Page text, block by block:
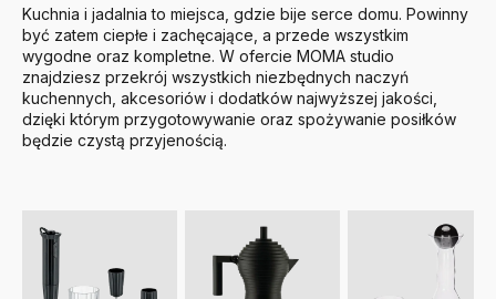
Kuchnia i jadalnia to miejsca, gdzie bije serce domu. Powinny
być zatem ciepłe i zachęcające, a przede wszystkim
wygodne oraz kompletne. W ofercie MOMA studio
znajdziesz przekrój wszystkich niezbędnych naczyń
kuchennych, akcesoriów i dodatków najwyższej jakości,
dzięki którym przygotowywanie oraz spożywanie posiłków
będzie czystą przyjenością.